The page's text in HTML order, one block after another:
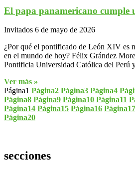
El papa panamericano cumple
Invitados 6 de mayo de 2026
¿Por qué el pontificado de León XIV es
en el mundo de hoy? Félix Grández
Pontificia Universidad Católica del Perú
Ver más »
Página1 Página2 Página3 Página4
Página8 Página9 Página10 Página11
Página14 Página15 Página16 Página17
Página20
secciones